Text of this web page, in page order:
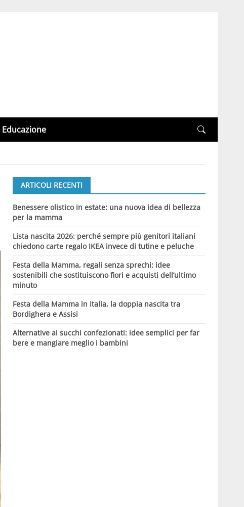
Educazione
ARTICOLI RECENTI
Benessere olistico in estate: una nuova idea di bellezza
per la mamma
Lista nascita 2026: perché sempre più genitori italiani
chiedono carte regalo IKEA invece di tutine e peluche
Festa della Mamma, regali senza sprechi: idee
sostenibili che sostituiscono fiori e acquisti dell’ultimo
minuto
Festa della Mamma in Italia, la doppia nascita tra
Bordighera e Assisi
Alternative ai succhi confezionati: idee semplici per far
bere e mangiare meglio i bambini